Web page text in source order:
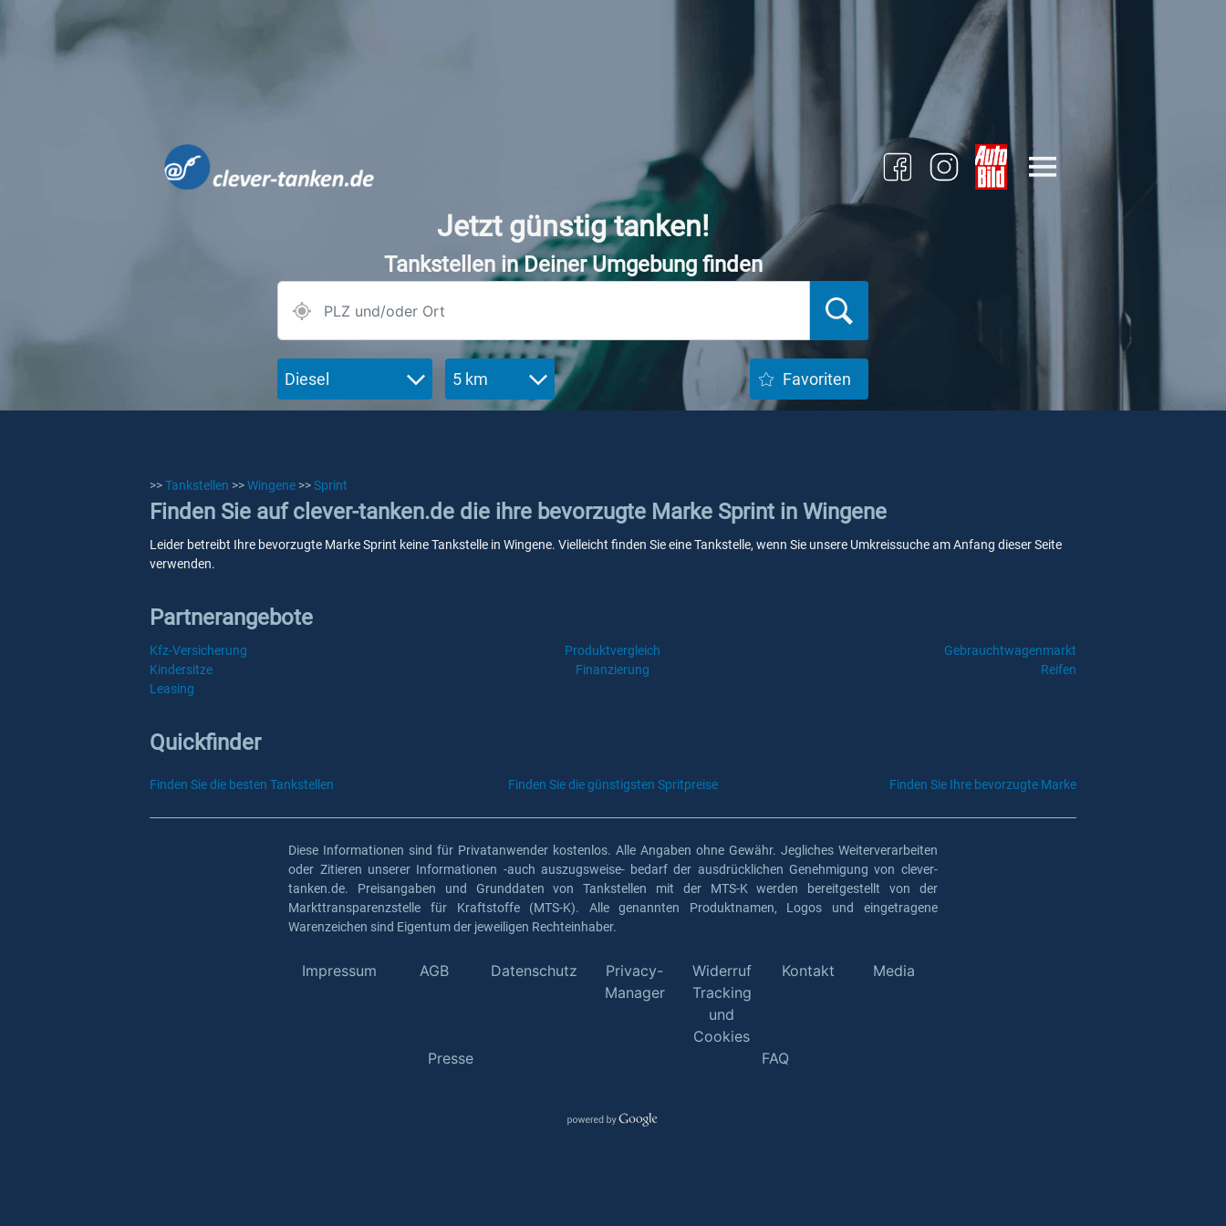
Jetzt günstig tanken!
Tankstellen in Deiner Umgebung finden
Diesel 5 km Favoriten
>>Tankstellen >>Wingene >>Sprint
Finden Sie auf clever-tanken.de die ihre bevorzugte Marke Sprint in Wingene
Leider betreibt Ihre bevorzugte Marke Sprint keine Tankstelle in Wingene. Vielleicht finden Sie eine Tankstelle, wenn Sie unsere Umkreissuche am Anfang dieser Seite
verwenden.
Partnerangebote
Kfz-Versicherung Produktvergleich
Gebrauchtwagenmarkt
Kindersitze
Finanzierung
Reifen
Leasing
Quickfinder
Finden Sie die besten Tankstellen Finden Sie die günstigsten Spritpreise Finden Sie Ihre bevorzugte Marke
Diese Informationen sind für Privatanwender kostenlos. Alle Angaben ohne Gewähr. Jegliches Weiterverarbeiten
oder Zitieren unserer Informationen -auch auszugsweise- bedarf der ausdrücklichen Genehmigung von clever-
tanken.de. Preisangaben und Grunddaten von Tankstellen mit der MTS-K werden bereitgestellt von der
Markttransparenzstelle für Kraftstoffe (MTS-K). Alle genannten Produktnamen, Logos und eingetragene
Warenzeichen sind Eigentum der jeweiligen Rechteinhaber.
Impressum AGB Datenschutz
Privacy-
Manager
Widerruf
Tracking
und
Cookies
Kontakt Media
Presse FAQ